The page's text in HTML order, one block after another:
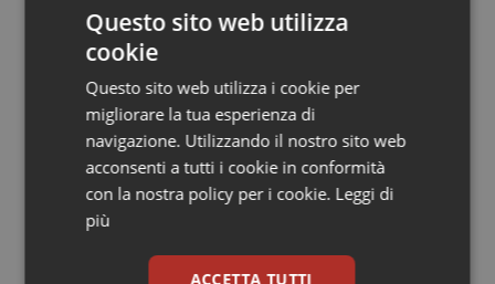
Quotidiano Cardiologia
Quotidiano Chirurgia
Quotidiano Oncologia
Quotidiano Pediatria
Rene & patologie urogenitali
città da bollino rosso, l’8 scendono a
21
Consip, al via la prima gara dedicata
alla salute della mammella: accordo
quadro da 48 milioni per tecnologie e
Breast Unit
AI Act, in vigore gli obblighi di
trasparenza: cosa cambia per sanità
Questo sito web utilizza
cookie
Questo sito web utilizza i cookie per
migliorare la tua esperienza di
navigazione. Utilizzando il nostro sito web
acconsenti a tutti i cookie in conformità
con la nostra policy per i cookie. Leggi di
più
ACCETTA TUTTI